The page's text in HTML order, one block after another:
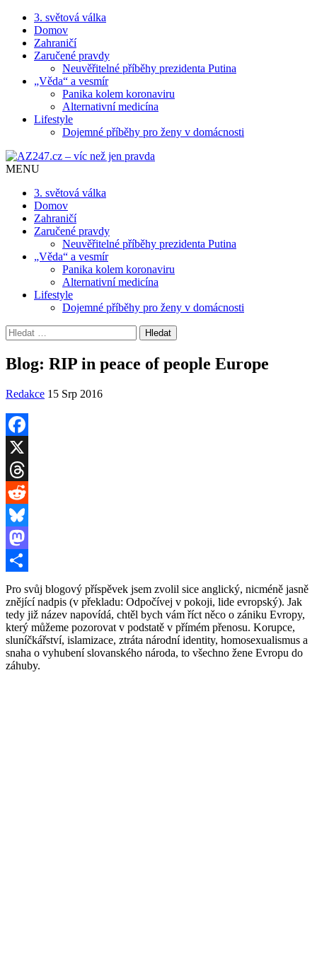
3. světová válka
Domov
Zahraničí
Zaručené pravdy
Neuvěřitelné příběhy prezidenta Putina
„Věda“ a vesmír
Panika kolem koronaviru
Alternativní medicína
Lifestyle
Dojemné příběhy pro ženy v domácnosti
MENU
3. světová válka
Domov
Zahraničí
Zaručené pravdy
Neuvěřitelné příběhy prezidenta Putina
„Věda“ a vesmír
Panika kolem koronaviru
Alternativní medicína
Lifestyle
Dojemné příběhy pro ženy v domácnosti
Vyhledávání
Blog: RIP in peace of people Europe
Redakce 15 Srp 2016
Facebook
X
Threads
Reddit
Bluesky
Mastodon
Share
Pro svůj blogový příspěvek jsem zvolil sice anglický, nicméně jasně
znějící nadpis (v překladu: Odpočívej v pokoji, lide evropský). Jak
tedy již název napovídá, chtěl bych vám říct něco o zániku Evropy,
který můžeme pozorovat v podstatě v přímém přenosu. Korupce,
sluníčkářství, islamizace, ztráta národní identity, homosexualismus a
snaha o vyhubení slovanského národa, to všechno žene Evropu do
záhuby.